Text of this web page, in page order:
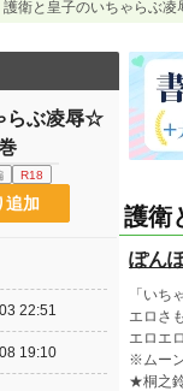
護衛と皇子のいちゃらぶ
護衛
ぽん
「い
エロさ
エロエ
※ムー
★桐之
らぶ凌辱☆
R18
追加
22:51
19:10